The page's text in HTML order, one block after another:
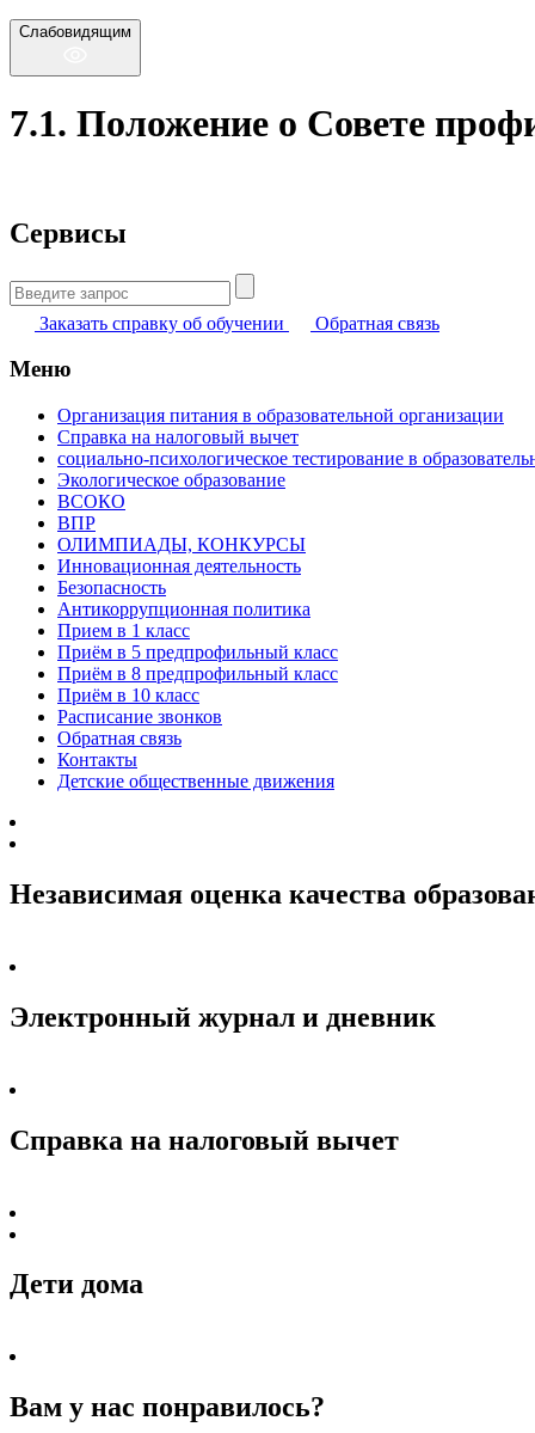
Слабовидящим
7.1. Положение о Совете
Сервисы
Найти:
Заказать справку об обучении
Обратная связь
Меню
Организация питания в образовательной организации
Справка на налоговый вычет
социально-психологическое тестирование в
Экологическое образование
ВСОКО
ВПР
ОЛИМПИАДЫ, КОНКУРСЫ
Инновационная деятельность
Безопасность
Антикоррупционная политика
Прием в 1 класс
Приём в 5 предпрофильный класс
Приём в 8 предпрофильный класс
Приём в 10 класс
Расписание звонков
Обратная связь
Контакты
Детские общественные движения
Независимая оценка качества
Электронный журнал и дневник
Справка на налоговый вычет
Дети дома
Вам у нас понравилось?